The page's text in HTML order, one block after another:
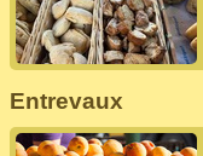
Entrevaux